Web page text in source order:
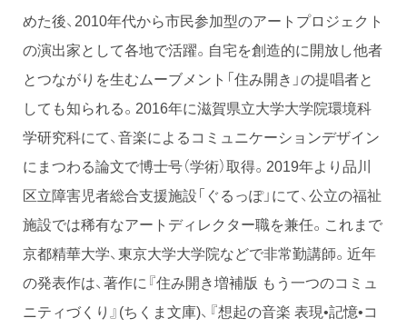
めた後、2010年代から市民参加型のアートプロジェクト
の演出家として各地で活躍。自宅を創造的に開放し他者
とつながりを生むムーブメント「住み開き」の提唱者と
しても知られる。2016年に滋賀県立大学大学院環境科
学研究科にて、音楽によるコミュニケーションデザイン
にまつわる論文で博士号（学術）取得。2019年より品川
区立障害児者総合支援施設「ぐるっぽ」にて、公立の福祉
施設では稀有なアートディレクター職を兼任。これまで
京都精華大学、東京大学大学院などで非常勤講師。近年
の発表作は、著作に『住み開き増補版 もう一つのコミュ
ニティづくり』(ちくま文庫)、『想起の音楽 表現•記憶•コ